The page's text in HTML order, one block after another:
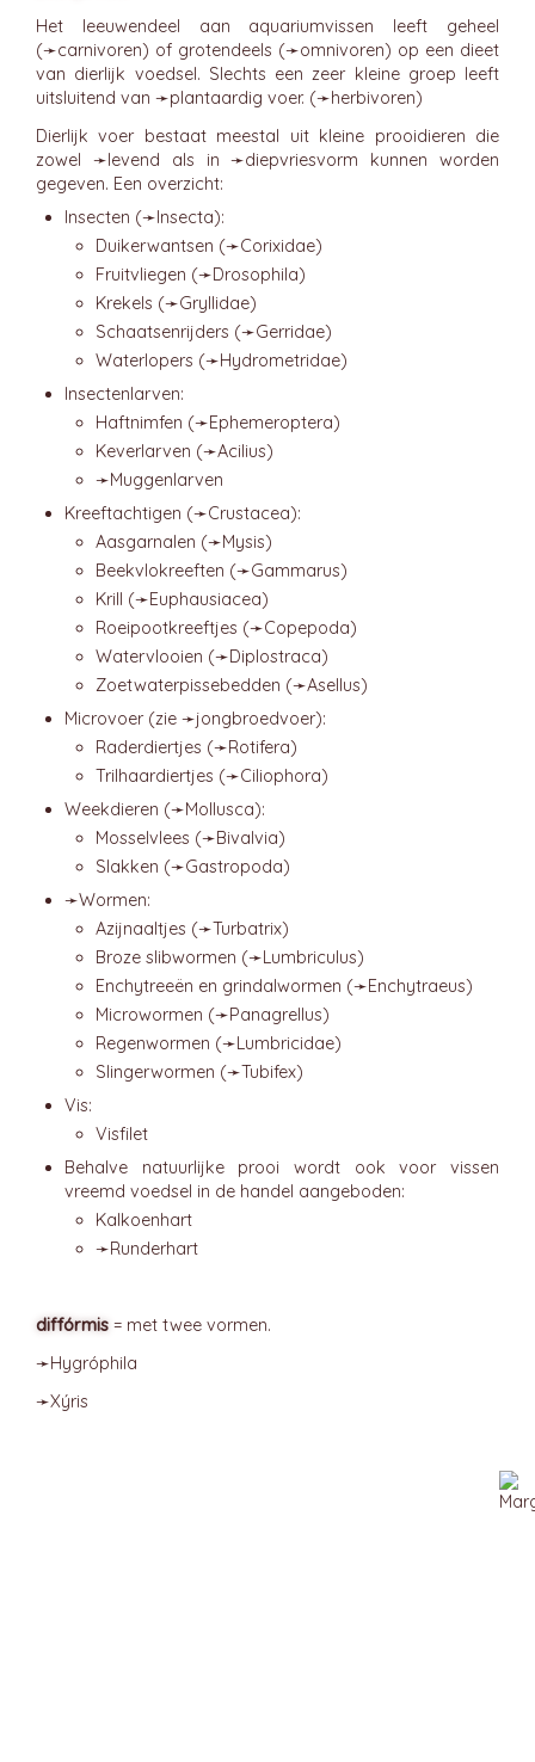
Het leeuwendeel aan aquariumvissen leeft geheel
(➛carnivoren) of grotendeels (➛omnivoren) op een dieet
van dierlijk voedsel. Slechts een zeer kleine groep leeft
uitsluitend van ➛plantaardig voer. (➛herbivoren)
Dierlijk voer bestaat meestal uit kleine prooidieren die
zowel ➛levend als in ➛diepvriesvorm kunnen worden
gegeven. Een overzicht:
Insecten (➛Insecta):
Duikerwantsen (➛Corixidae)
Fruitvliegen (➛Drosophila)
Krekels (➛Gryllidae)
Schaatsenrijders (➛Gerridae)
Waterlopers (➛Hydrometridae)
Insectenlarven:
Haftnimfen (➛Ephemeroptera)
Keverlarven (➛Acilius)
➛Muggenlarven
Kreeftachtigen (➛Crustacea):
Aasgarnalen (➛Mysis)
Beekvlokreeften (➛Gammarus)
Krill (➛Euphausiacea)
Roeipootkreeftjes (➛Copepoda)
Watervlooien (➛Diplostraca)
Zoetwaterpissebedden (➛Asellus)
Microvoer (zie ➛jongbroedvoer):
Raderdiertjes (➛Rotifera)
Trilhaardiertjes (➛Ciliophora)
Weekdieren (➛Mollusca):
Mosselvlees (➛Bivalvia)
Slakken (➛Gastropoda)
➛Wormen:
Azijnaaltjes (➛Turbatrix)
Broze slibwormen (➛Lumbriculus)
Enchytreeën en grindalwormen (➛Enchytraeus)
Microwormen (➛Panagrellus)
Regenwormen (➛Lumbricidae)
Slingerwormen (➛Tubifex)
Vis:
Visfilet
Behalve natuurlijke prooi wordt ook voor vissen
vreemd voedsel in de handel aangeboden:
Kalkoenhart
➛Runderhart
diffórmis = met twee vormen.
➛Hygróphila
➛Xýris